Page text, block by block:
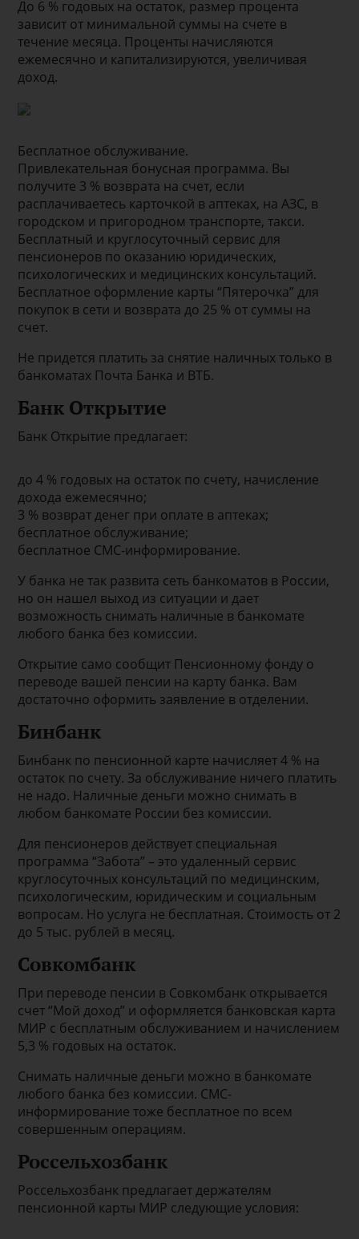
До 6 % годовых на остаток, размер процента
зависит от минимальной суммы на счете в
течение месяца. Проценты начисляются
ежемесячно и капитализируются, увеличивая
доход.
Бесплатное обслуживание.
Привлекательная бонусная программа. Вы
получите 3 % возврата на счет, если
расплачиваетесь карточкой в аптеках, на АЗС, в
городском и пригородном транспорте, такси.
Бесплатный и круглосуточный сервис для
пенсионеров по оказанию юридических,
психологических и медицинских консультаций.
Бесплатное оформление карты “Пятерочка” для
покупок в сети и возврата до 25 % от суммы на
счет.
Не придется платить за снятие наличных только в
банкоматах Почта Банка и ВТБ.
Банк Открытие
Банк Открытие предлагает:
до 4 % годовых на остаток по счету, начисление
дохода ежемесячно;
3 % возврат денег при оплате в аптеках;
бесплатное обслуживание;
бесплатное СМС-информирование.
У банка не так развита сеть банкоматов в России,
но он нашел выход из ситуации и дает
возможность снимать наличные в банкомате
любого банка без комиссии.
Открытие само сообщит Пенсионному фонду о
переводе вашей пенсии на карту банка. Вам
достаточно оформить заявление в отделении.
Бинбанк
Бинбанк по пенсионной карте начисляет 4 % на
остаток по счету. За обслуживание ничего платить
не надо. Наличные деньги можно снимать в
любом банкомате России без комиссии.
Для пенсионеров действует специальная
программа “Забота” – это удаленный сервис
круглосуточных консультаций по медицинским,
психологическим, юридическим и социальным
вопросам. Но услуга не бесплатная. Стоимость от 2
до 5 тыс. рублей в месяц.
Совкомбанк
При переводе пенсии в Совкомбанк открывается
счет “Мой доход” и оформляется банковская карта
МИР с бесплатным обслуживанием и начислением
5,3 % годовых на остаток.
Снимать наличные деньги можно в банкомате
любого банка без комиссии. СМС-
информирование тоже бесплатное по всем
совершенным операциям.
Россельхозбанк
Россельхозбанк предлагает держателям
пенсионной карты МИР следующие условия: